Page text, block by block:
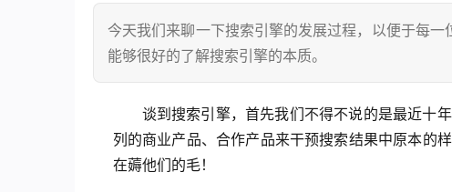
今天我们来聊一下搜索引擎的发展过程，以便于每一
能够很好的了解搜索引擎的本质。
谈到搜索引擎，首先我们不得不说的是最近十
列的商业产品、合作产品来干预搜索结果中原本的
在薅他们的毛！